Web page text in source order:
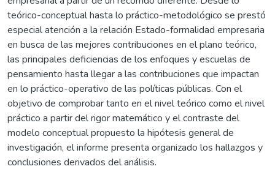
teórico-conceptual hasta lo práctico-metodológico se prestó
especial atención a la relación Estado-formalidad empresaria
en busca de las mejores contribuciones en el plano teórico,
las principales deficiencias de los enfoques y escuelas de
pensamiento hasta llegar a las contribuciones que impactan
en lo práctico-operativo de las políticas públicas. Con el
objetivo de comprobar tanto en el nivel teórico como el nivel
práctico a partir del rigor matemático y el contraste del
modelo conceptual propuesto la hipótesis general de
investigación, el informe presenta organizado los hallazgos y
conclusiones derivados del análisis.